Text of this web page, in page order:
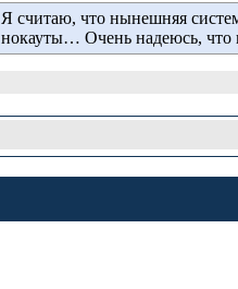
Я считаю, что нынешняя
нокауты… Очень надеюсь, что